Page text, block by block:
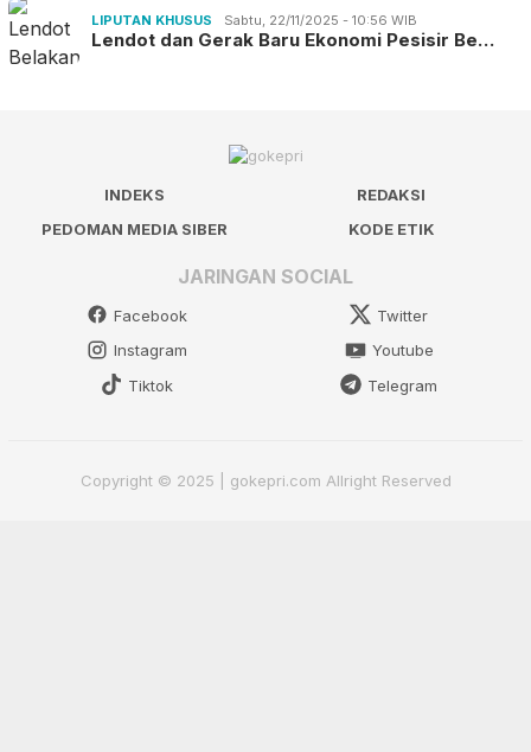
LIPUTAN KHUSUS Sabtu, 22/11/2025 - 10:56 WIB
Lendot dan Gerak Baru Ekonomi Pesisir Be…
INDEKS
REDAKSI
PEDOMAN MEDIA SIBER
KODE ETIK
JARINGAN SOCIAL
Facebook
Twitter
Instagram
Youtube
Tiktok
Telegram
Copyright © 2025 | gokepri.com Allright Reserved